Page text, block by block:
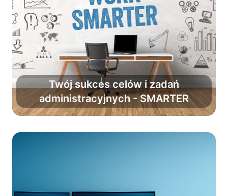
Twój sukces celów i zadań
administracyjnych - SMARTER
Zwiększ powodzenie planów o 90%.